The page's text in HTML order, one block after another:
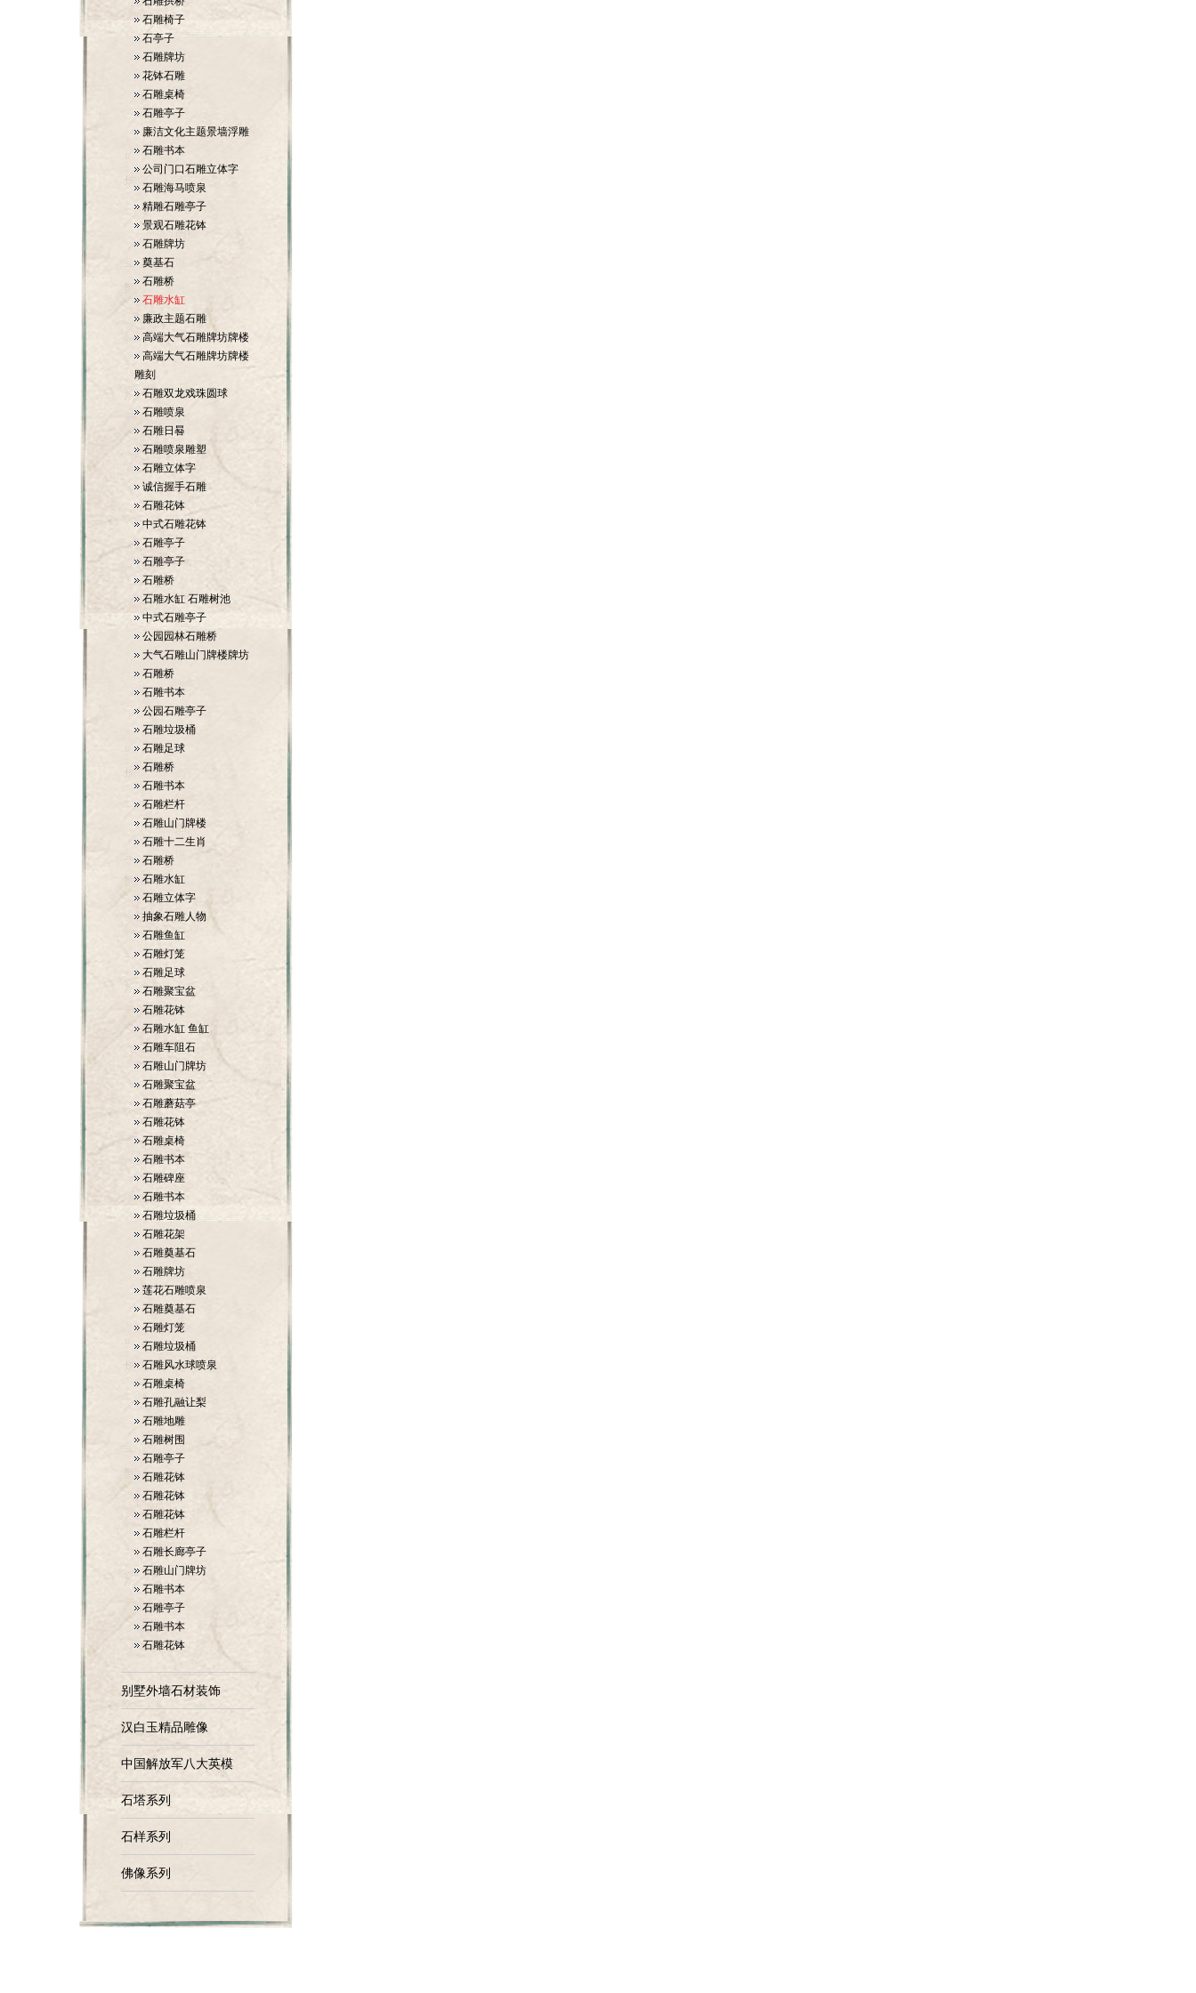
石雕椅子
石亭子
石雕牌坊
花钵石雕
石雕桌椅
石雕亭子
廉洁文化主题景墙浮雕
石雕书本
公司门口石雕立体字
石雕海马喷泉
精雕石雕亭子
景观石雕花钵
石雕牌坊
奠基石
石雕桥
石雕水缸
廉政主题石雕
高端大气石雕牌坊牌楼
高端大气石雕牌坊牌楼
雕刻
石雕双龙戏珠圆球
石雕喷泉
石雕日晷
石雕喷泉雕塑
石雕立体字
诚信握手石雕
石雕花钵
中式石雕花钵
石雕亭子
石雕亭子
石雕桥
石雕水缸 石雕树池
中式石雕亭子
公园园林石雕桥
大气石雕山门牌楼牌坊
石雕桥
石雕书本
公园石雕亭子
石雕垃圾桶
石雕足球
石雕桥
石雕书本
石雕栏杆
石雕山门牌楼
石雕十二生肖
石雕桥
石雕水缸
石雕立体字
抽象石雕人物
石雕鱼缸
石雕灯笼
石雕足球
石雕聚宝盆
石雕花钵
石雕水缸 鱼缸
石雕车阻石
石雕山门牌坊
石雕聚宝盆
石雕蘑菇亭
石雕花钵
石雕桌椅
石雕书本
石雕碑座
石雕书本
石雕垃圾桶
石雕花架
石雕奠基石
石雕牌坊
莲花石雕喷泉
石雕奠基石
石雕灯笼
石雕垃圾桶
石雕风水球喷泉
石雕桌椅
石雕孔融让梨
石雕地雕
石雕树围
石雕亭子
石雕花钵
石雕花钵
石雕花钵
石雕栏杆
石雕长廊亭子
石雕山门牌坊
石雕书本
石雕亭子
石雕书本
石雕花钵
别墅外墙石材装饰
汉白玉精品雕像
中国解放军八大英模
石塔系列
石样系列
佛像系列